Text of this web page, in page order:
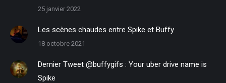
25 janvier 2022
Les scènes chaudes entre Spike et Buffy
18 octobre 2021
Dernier Tweet @buffygifs : Your uber drive name is
Spike